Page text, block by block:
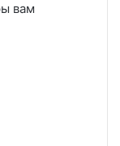
вам